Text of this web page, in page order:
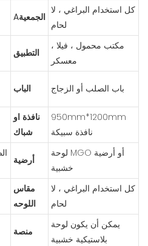
Aالجمعية
كل استخدام البراغي ، لا
لحام
التطبيق
مكتب محمول ، فيلا ،
معسكر
الباب باب الصلب أو الزجاج
نافذة او
شباك
950mm*1200mm
نافذة سبيكة
أرضية
لوحة MGO أو أرضية
خشبية
مقاس
اللوحه
كل استخدام البراغي ، لا
لحام
منصة
يمكن أن يكون لوحة
بلاستيكية خشبية